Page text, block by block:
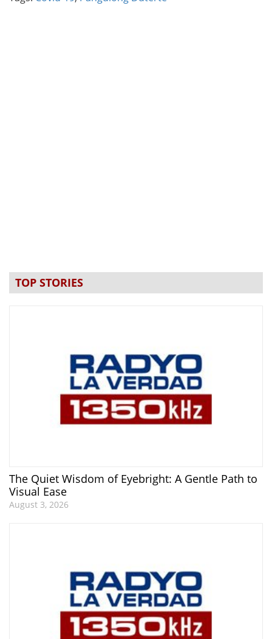
TOP STORIES
The Quiet Wisdom of Eyebright: A Gentle Path to
Visual Ease
August 3, 2026